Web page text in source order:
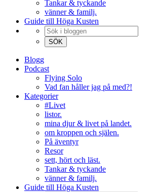
Tankar & tyckande
vänner & familj.
Guide till Höga Kusten
Blogg
Podcast
Flying Solo
Vad fan håller jag på med?!
Kategorier
#Livet
listor.
mina djur & livet på landet.
om kroppen och själen.
På äventyr
Resor
sett, hört och läst.
Tankar & tyckande
vänner & familj.
Guide till Höga Kusten